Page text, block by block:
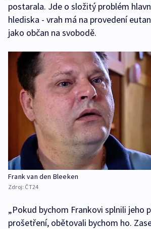
postarala. Jde o složitý problém
hlediska - vrah má na provedení
jako občan na svobodě.
Frank van den Bleeken
Zdroj: ČT24
„Pokud bychom Frankovi splnili jeho
prošetření, obětovali bychom ho.